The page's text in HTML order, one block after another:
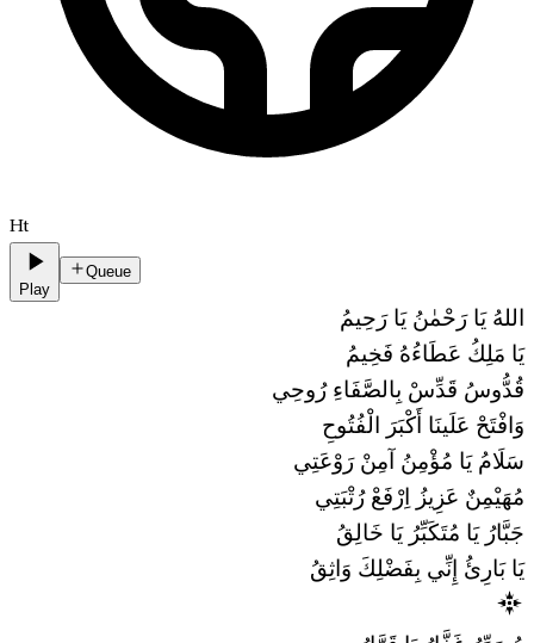
Ht
Play
Queue
اللهُ يَا رَحْمٰنُ يَا رَحِيمُ
يَا مَلِكُ عَطَاءُهُ فَخِيمُ
قُدُّوسُ قَدِّسْ بِالصَّفَاءِ رُوحِي
وَافْتَحْ عَلَينَا أَكْبَرَ الْفُتُوحِ
سَلَامُ يَا مُؤْمِنُ آمِنْ رَوْعَتِي
مُهَيْمِنٌ عَزِيزُ اِرْفَعْ رُتْبَتِي
جَبَّارُ يَا مُتَكَبِّرُ يَا خَالِقُ
يَا بَارِئُ إِنِّي بِفَضْلِكَ وَاثِقُ